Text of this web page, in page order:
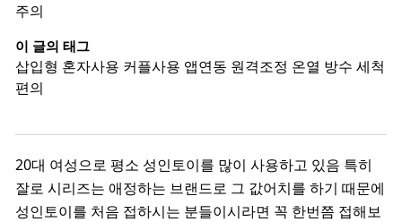
주의
이 글의 태그
삽입형 혼자사용 커플사용 앱연동 원격조정 온열 방수 세척
편의
20대 여성으로 평소 성인토이를 많이 사용하고 있음 특히
잘로 시리즈는 애정하는 브랜드로 그 값어치를 하기 때문에
성인토이를 처음 접하시는 분들이시라면 꼭 한번쯤 접해보